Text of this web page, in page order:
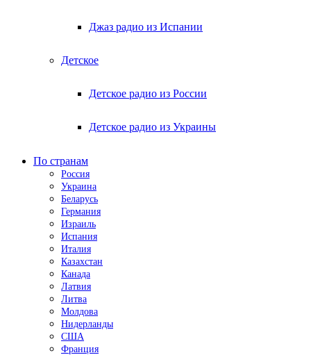
Джаз радио из Испании
Детское
Детское радио из России
Детское радио из Украины
По странам
Россия
Украина
Беларусь
Германия
Израиль
Испания
Италия
Казахстан
Канада
Латвия
Литва
Молдова
Нидерланды
США
Франция